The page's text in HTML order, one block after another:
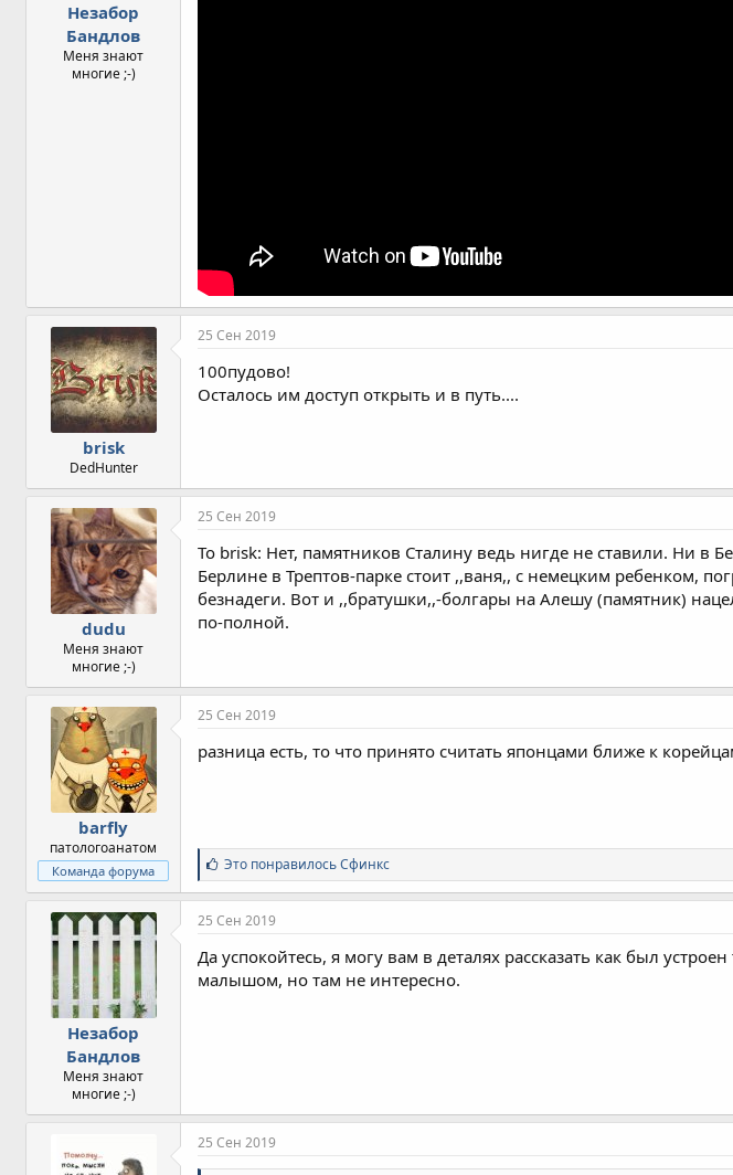
Незабор
Бандлов
Меня знают
многие ;-)
brisk
DedHunter
25 Сен 2019
100пудово!
Осталось им доступ открыть и в путь....
dudu
Меня знают
многие ;-)
25 Сен 2019
То brisk: Нет, памятников Сталину ведь нигде не ставили. Ни в
Берлине в Трептов-парке стоит ,,ваня,, с немецким ребенком,
безнадеги. Вот и ,,братушки,,-болгары на Алешу (памятник)
по-полной.
barfly
патологоанатом
Команда форума
25 Сен 2019
разница есть, то что принято считать японцами ближе к
С
и
м
п
т
и
и
Это понравилосьСфинкс
Незабор
Бандлов
Меня знают
многие ;-)
25 Сен 2019
Да успокойтесь, я могу вам в деталях рассказать как был
малышом, но там не интересно.
25 Сен 2019